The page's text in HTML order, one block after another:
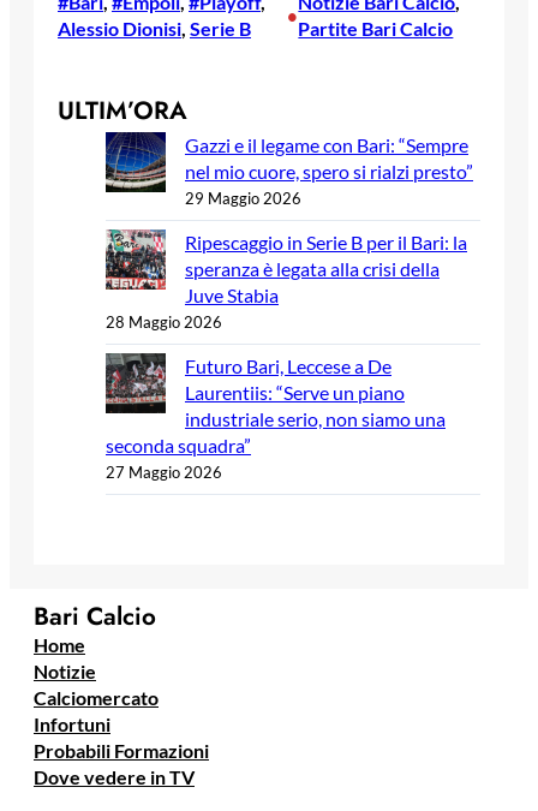
Alessio Dionisi, Serie B
•
Partite Bari Calcio
ULTIM’ORA
Gazzi e il legame con Bari: “Sempre
nel mio cuore, spero si rialzi presto”
29 Maggio 2026
Ripescaggio in Serie B per il Bari: la
speranza è legata alla crisi della
Juve Stabia
28 Maggio 2026
Futuro Bari, Leccese a De
Laurentiis: “Serve un piano
industriale serio, non siamo una
seconda squadra”
27 Maggio 2026
Bari Calcio
Home
Notizie
Calciomercato
Infortuni
Probabili Formazioni
Dove vedere in TV